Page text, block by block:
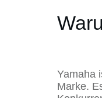
Yamaha
Marke.